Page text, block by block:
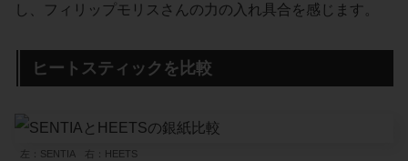
し、フィリップモリスさんの力の入れ具合を感じます。
ヒートスティックを比較
左：SENTIA 右：HEETS